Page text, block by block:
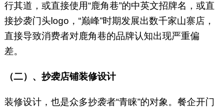
行其道，或直接使用“鹿角巷”的中英文招牌名，或直
接抄袭门头logo，“巅峰”时期发展出数千家山寨店，
直接导致消费者对鹿角巷的品牌认知出现严重偏
差。
（二）、抄袭店铺装修设计
装修设计，也是众多抄袭者“青睐”的对象。餐企开门